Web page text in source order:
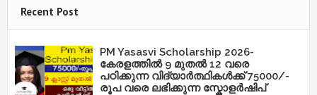
Recent Post
PM Yasasvi Scholarship 2026-
കേരളത്തിൽ 9 മുതൽ 12 വരെ
പഠിക്കുന്ന വിദ്യാർത്ഥികൾക്ക് 75000/-
രൂപ വരെ ലഭിക്കുന്ന സ്കോളർഷിപ്